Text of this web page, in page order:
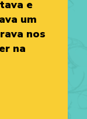
e
um
nos
na